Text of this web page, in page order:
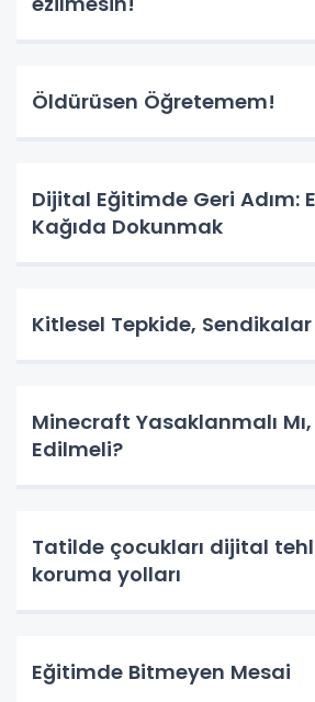
Öldürüsen Öğretemem!
Dijital Eğitimde Geri Adım:
Kağıda Dokunmak
Kitlesel Tepkide, Sendikalar
Minecraft Yasaklanmalı
Edilmeli?
Tatilde çocukları dijital
koruma yolları
Eğitimde Bitmeyen Mesai